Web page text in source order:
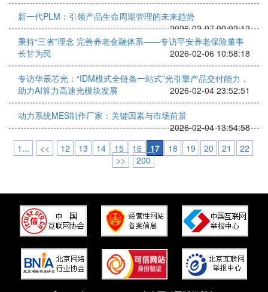
新一代PLM：引领产品生命周期管理的未来趋势
2026-02-07 00:02:12
秉持“三省”理念 完善养老金融体系——专访平安养老保险董事
长甘为民
2026-02-06 10:58:18
专访华辰芯光：“IDM模式全链条一站式”光引擎产品交付能力，
助力AI算力高速光模块发展
2026-02-04 23:52:51
动力系统MES制作厂家：关键因素与市场前景
2026-02-04 13:54:58
1...
<< 12 13 14 15 16 17 18 19 20 21
22
>>
200